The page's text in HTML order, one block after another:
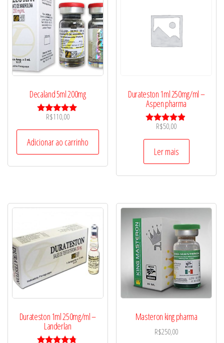
Decaland 5ml 200mg
Avaliação
R$110,00
Adicionar ao carrinho
Durateston 1ml 250mg/ml –
Aspen pharma
Avaliação
R$50,00
Ler mais
Durateston 1ml 250mg/ml –
Landerlan
Masteron king pharma
R$250,00